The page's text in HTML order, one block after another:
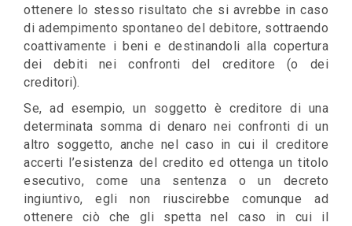
ottenere lo stesso risultato che si avrebbe in caso
di adempimento spontaneo del debitore, sottraendo
coattivamente i beni e destinandoli alla copertura
dei debiti nei confronti del creditore (o dei
creditori).
Se, ad esempio, un soggetto è creditore di una
determinata somma di denaro nei confronti di un
altro soggetto, anche nel caso in cui il creditore
accerti l’esistenza del credito ed ottenga un titolo
esecutivo, come una sentenza o un decreto
ingiuntivo, egli non riuscirebbe comunque ad
ottenere ciò che gli spetta nel caso in cui il